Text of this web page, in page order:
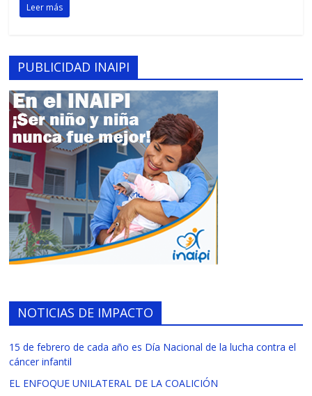
Leer más
PUBLICIDAD INAIPI
NOTICIAS DE IMPACTO
15 de febrero de cada año es Día Nacional de la lucha contra el
cáncer infantil
EL ENFOQUE UNILATERAL DE LA COALICIÓN